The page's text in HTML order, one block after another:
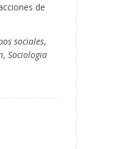
de
sociales,
, Sociologia